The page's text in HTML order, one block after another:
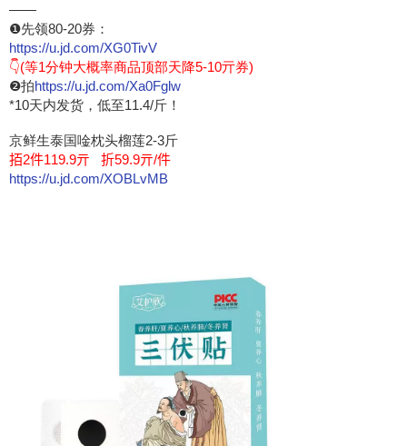
——
❶先领80-20券：
https://u.jd.com/XG0TivV
👇(等1分钟大概率商品顶部天降5-10亓券)
❷拍https://u.jd.com/Xa0Fglw
*10天内发货，低至11.4/斤！
京鲜生泰国唫枕头榴莲2-3斤
𢫦2件119.9亓 折59.9亓/件
https://u.jd.com/XOBLvMB